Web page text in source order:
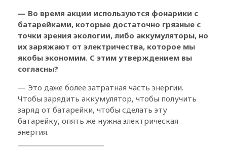
— Во время акции используются фонарики с
батарейками, которые достаточно грязные с
точки зрения экологии, либо аккумуляторы, но
их заряжают от электричества, которое мы
якобы экономим. С этим утверждением вы
согласны?
— Это даже более затратная часть энергии.
Чтобы зарядить аккумулятор, чтобы получить
заряд от батарейки, чтобы сделать эту
батарейку, опять же нужна электрическая
энергия.